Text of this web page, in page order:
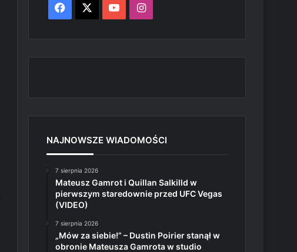
Facebook YouTubeInstagram
NAJNOWSZE WIADOMOŚCI
7 sierpnia 2026
Mateusz Gamrot i Quillan Salkilld w
pierwszym staredownie przed UFC Vegas
(VIDEO)
7 sierpnia 2026
„Mów za siebie!” – Dustin Poirier stanął w
obronie Mateusza Gamrota w studio